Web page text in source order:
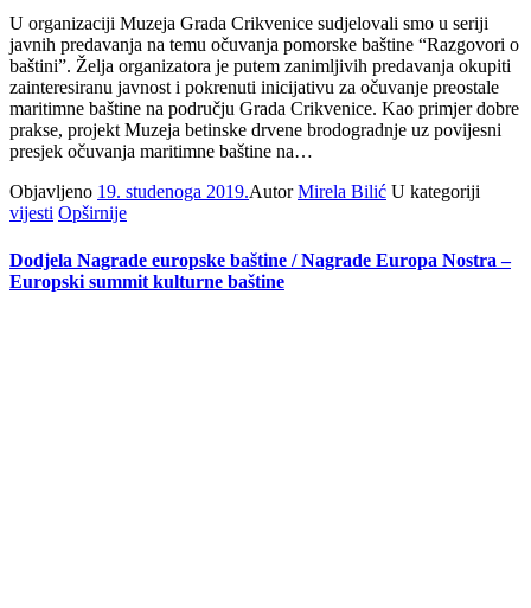
U organizaciji Muzeja Grada Crikvenice sudjelovali smo u seriji
javnih predavanja na temu očuvanja pomorske baštine “Razgovori o
baštini”. Želja organizatora je putem zanimljivih predavanja okupiti
zainteresiranu javnost i pokrenuti inicijativu za očuvanje preostale
maritimne baštine na području Grada Crikvenice. Kao primjer dobre
prakse, projekt Muzeja betinske drvene brodogradnje uz povijesni
presjek očuvanja maritimne baštine na…
Objavljeno 19. studenoga 2019.AutorMirela Bilić U kategoriji
vijesti Opširnije
Dodjela Nagrade europske baštine / Nagrade Europa Nostra –
Europski summit kulturne baštine